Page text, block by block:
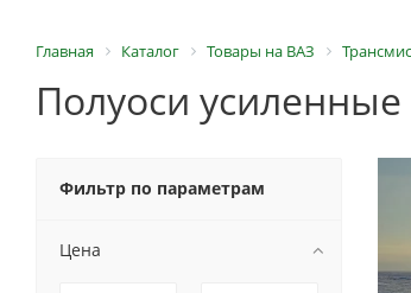
Главная Каталог Товары на ВАЗ
Полуоси
Фильтр по параметрам
Цена